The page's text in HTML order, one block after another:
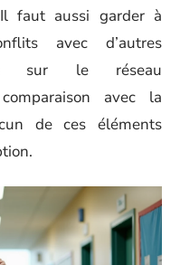
Il faut aussi garder à
avec d’autres
sur le réseau
avec la
de ces éléments